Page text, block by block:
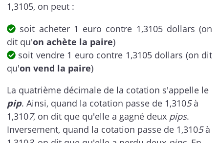
1,3105, on peut :
soit acheter 1 euro contre 1,3105 dollars (on
dit qu'on achète la paire)
soit vendre 1 euro contre 1,3105 dollars (on dit
qu'on vend la paire)
La quatrième décimale de la cotation s'appelle le
pip. Ainsi, quand la cotation passe de 1,3105à
1,3107, on dit que qu'elle a gagné deux pips.
Inversement, quand la cotation passe de 1,3105à